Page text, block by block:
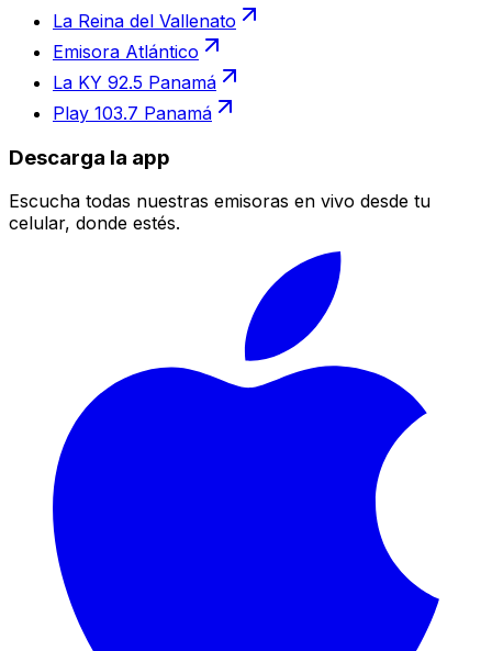
La Reina del Vallenato
Emisora Atlántico
La KY 92.5 Panamá
Play 103.7 Panamá
Descarga la app
Escucha todas nuestras emisoras en vivo desde tu
celular, donde estés.